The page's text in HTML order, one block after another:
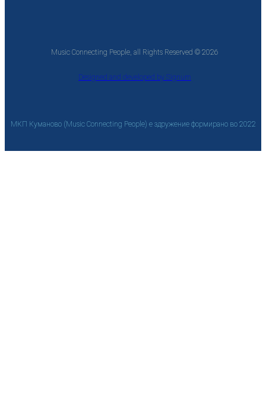
Music Connecting People, all Rights Reserved © 2026
Designed and developed by Signum
МКП Куманово (Music Connecting People) е здружение формирано во 2022